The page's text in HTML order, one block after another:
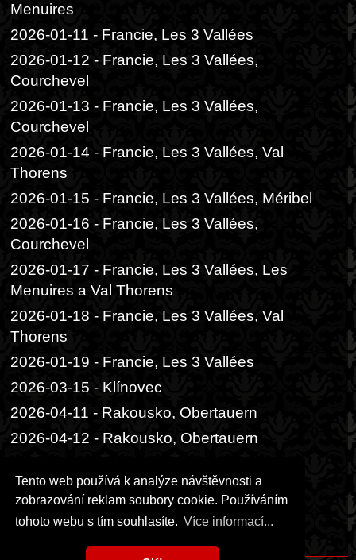
Tento web používá k analýze návštěvnosti a
zobrazování reklam soubory cookie. Používáním
tohoto webu s tím souhlasíte. Více informací...
Menuires
2026-01-11 - Francie, Les 3 Vallées
2026-01-12 - Francie, Les 3 Vallées,
Courchevel
2026-01-13 - Francie, Les 3 Vallées,
Courchevel
2026-01-14 - Francie, Les 3 Vallées, Val
Thorens
2026-01-15 - Francie, Les 3 Vallées, Méribel
2026-01-16 - Francie, Les 3 Vallées,
Courchevel
2026-01-17 - Francie, Les 3 Vallées, Les
Menuires a Val Thorens
2026-01-18 - Francie, Les 3 Vallées, Val
Thorens
2026-01-19 - Francie, Les 3 Vallées
2026-03-15 - Klínovec
2026-04-11 - Rakousko, Obertauern
2026-04-12 - Rakousko, Obertauern
Brzobohatého
2026-06-06 - Praha, Festival ambasád